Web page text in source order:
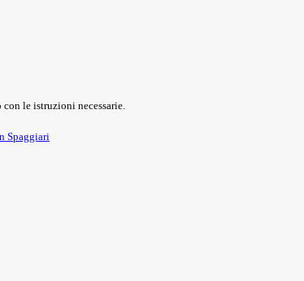
le istruzioni necessarie.
Spaggiari